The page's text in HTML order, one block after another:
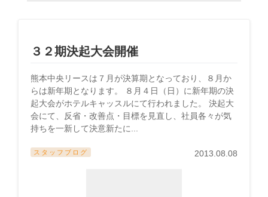
３２期決起大会開催
熊本中央リースは７月が決算期となっており、８月か
らは新年期となります。 ８月４日（日）に新年期の決
起大会がホテルキャッスルにて行われました。 決起大
会にて、反省・改善点・目標を見直し、社員各々が気
持ちを一新して決意新たに...
スタッフブログ 2013.08.08